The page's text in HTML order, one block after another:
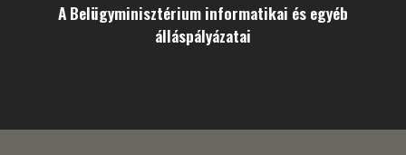
A Belügyminisztérium informatikai és egyéb
álláspályázatai